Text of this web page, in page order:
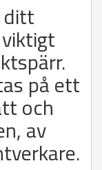
ditt
på ett
och
av